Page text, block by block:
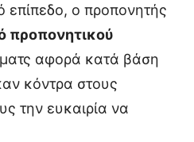
επίπεδο, ο προπονητής
προπονητικού
αφορά κατά βάση
κόντρα στους
την ευκαιρία να